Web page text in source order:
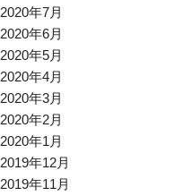
2020年7月
2020年6月
2020年5月
2020年4月
2020年3月
2020年2月
2020年1月
2019年12月
2019年11月